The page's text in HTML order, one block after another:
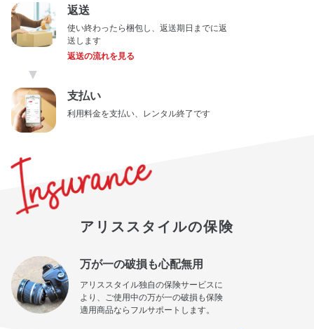
返送
使い終わったら梱包し、返送期日までに返
送します
返送の流れを見る
▼
支払い
利用料金を支払い、レンタル終了です
アリススタイルの保険
万が一の破損も心配無用
アリススタイル独自の保険サービスに
より、ご使用中の万が一の破損も保険
適用商品ならフルサポートします。